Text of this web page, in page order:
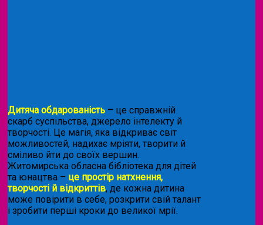
Дитяча обдарованість – це справжній
скарб суспільства, джерело інтелекту й
творчості. Це магія, яка відкриває світ
можливостей, надихає мріяти, творити й
сміливо йти до своїх вершин.
Житомирська обласна бібліотека для дітей
та юнацтва – це простір натхнення,
творчості й відкриттів, де кожна дитина
може повірити в себе, розкрити свій талант
і зробити перші кроки до великої мрії.